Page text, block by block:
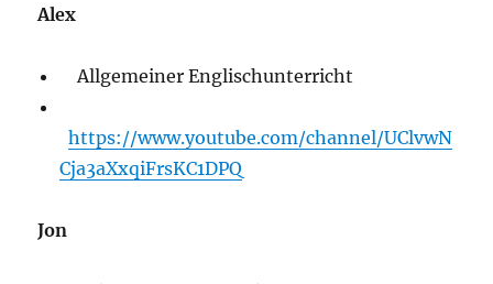
Alex
Allgemeiner Englischunterricht
https://www.youtube.com/channel/UClvwN
Cja3aXxqiFrsKC1DPQ
Jon